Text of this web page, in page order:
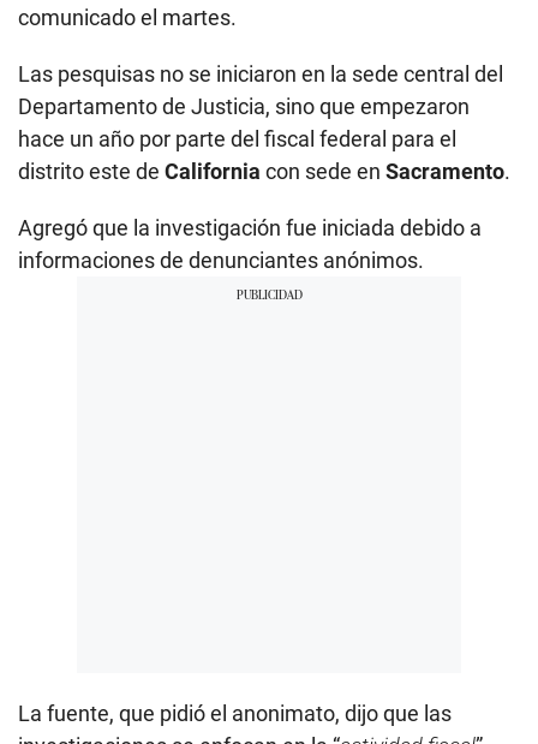
comunicado el martes.
Las pesquisas no se iniciaron en la sede central del
Departamento de Justicia, sino que empezaron
hace un año por parte del fiscal federal para el
distrito este de California con sede en Sacramento.
Agregó que la investigación fue iniciada debido a
informaciones de denunciantes anónimos.
La fuente, que pidió el anonimato, dijo que las